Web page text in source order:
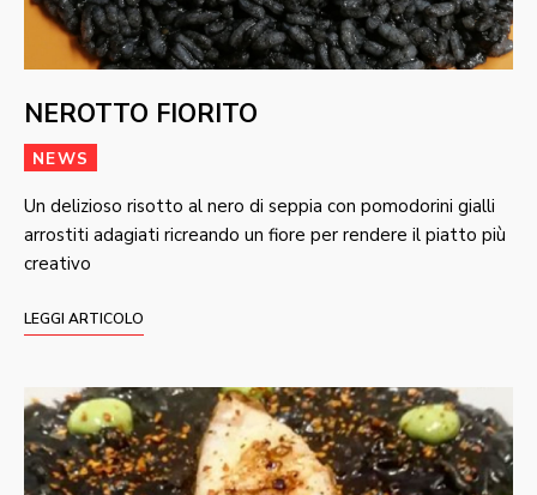
NEROTTO FIORITO
NEWS
Un delizioso risotto al nero di seppia con pomodorini gialli
arrostiti adagiati ricreando un fiore per rendere il piatto più
creativo
LEGGI ARTICOLO